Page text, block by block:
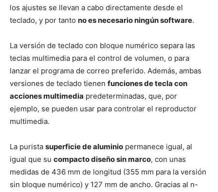
los ajustes se llevan a cabo directamente desde el
teclado, y por tanto no es necesario ningún software.
La versión de teclado con bloque numérico separa las
teclas multimedia para el control de volumen, o para
lanzar el programa de correo preferido. Además, ambas
versiones de teclado tienen funciones de tecla con
acciones multimedia predeterminadas, que, por
ejemplo, se pueden usar para controlar el reproductor
multimedia.
La purista superficie de aluminio permanece igual, al
igual que su compacto diseño sin marco, con unas
medidas de 436 mm de longitud (355 mm para la versión
sin bloque numérico) y 127 mm de ancho. Gracias al n-